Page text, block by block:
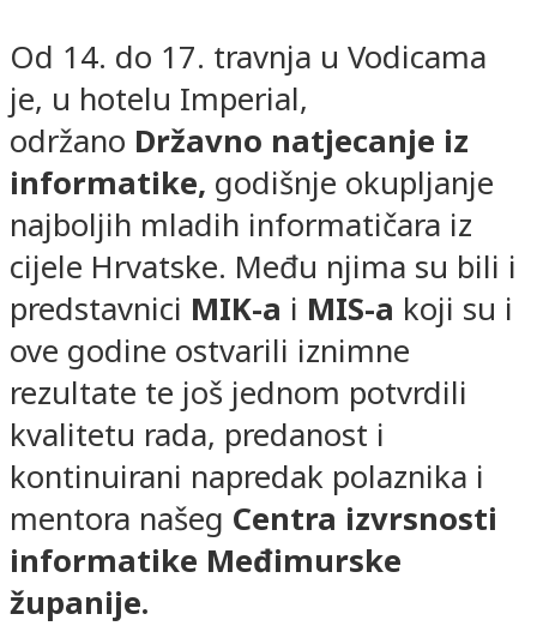
Od 14. do 17. travnja u Vodicama
je, u hotelu Imperial,
održano Državno natjecanje iz
informatike, godišnje okupljanje
najboljih mladih informatičara iz
cijele Hrvatske. Među njima su bili i
predstavnici MIK-a i MIS-a koji su i
ove godine ostvarili iznimne
rezultate te još jednom potvrdili
kvalitetu rada, predanost i
kontinuirani napredak polaznika i
mentora našeg Centra izvrsnosti
informatike Međimurske
županije.